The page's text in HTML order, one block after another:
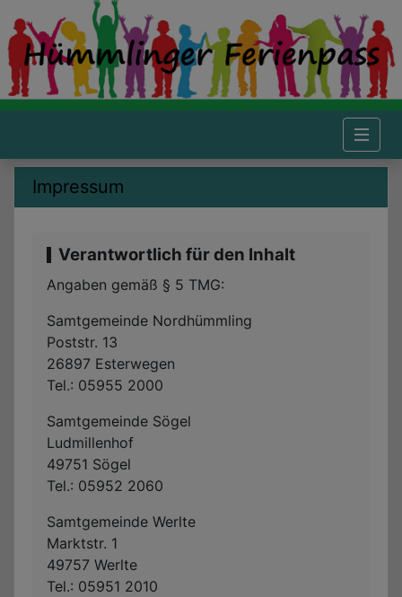
Hümmlinger Ferienpass - Impressum
Impressum
Verantwortlich für den Inhalt
Angaben gemäß § 5 TMG:
Samtgemeinde Nordhümmling
Poststr. 13
26897 Esterwegen
Tel.: 05955 2000
Samtgemeinde Sögel
Ludmillenhof
49751 Sögel
Tel.: 05952 2060
Samtgemeinde Werlte
Marktstr. 1
49757 Werlte
Tel.: 05951 2010